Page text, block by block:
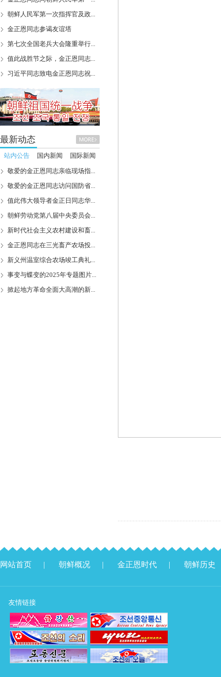
朝鲜人民军第一次指挥官及政...
金正恩同志参谒友谊塔
第七次全国老兵大会隆重举行...
值此战胜节之际，金正恩同志...
习近平同志致电金正恩同志祝...
最新动态
站内公告 国内新闻 国际新闻
敬爱的金正恩同志亲临现场指...
敬爱的金正恩同志访问国防省...
值此伟大领导者金正日同志华...
朝鲜劳动党第八届中央委员会...
新时代社会主义农村建设和畜...
金正恩同志在三光畜产农场投...
新义州温室综合农场竣工典礼...
事变与蝶变的2025年专题图片...
掀起地方革命全面大高潮的新...
网站首页 | 朝鲜概况 | 金正恩时代 | 朝鲜历史
友情链接